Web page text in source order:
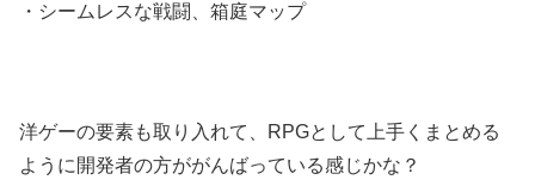
・シームレスな戦闘、箱庭マップ
洋ゲーの要素も取り入れて、RPGとして上手くまとめる
ように開発者の方ががんばっている感じかな？